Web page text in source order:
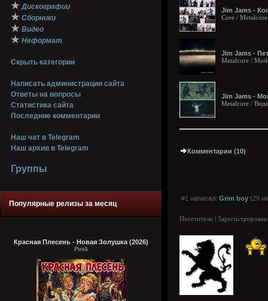
★ Дискографии
★ Сборники
★ Видео
★ Неформат
Скрыть категории
Написать администрации сайта
Ответы на вопросы
Статистика сайта
Последние комментарии
Наш чат в Telegram
Наш архив в Telegram
Группы
Популярные релизы за месяц
Красная Плесень - Новая Золушка (2026)
Punk
Jim Jams -
Core /
Jim Jams -
Metalcore /
Jim Jams -
Metalcore /
Комментарии (10)
#1 написал: Grim boy (29
Посетители |